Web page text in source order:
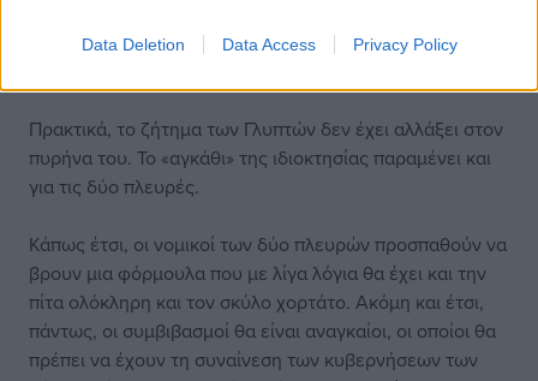
Data Deletion Data Access Privacy Policy
τους τόνους ότι δεν θα προχωρήσει σε νομοθετική
Πρακτικά, το ζήτημα των Γλυπτών δεν έχει αλλάξει στον
πυρήνα του. Το «αγκάθι» της ιδιοκτησίας παραμένει και
για τις δύο πλευρές.
Κάπως έτσι, οι νομικοί των δύο πλευρών προσπαθούν να
βρουν μια φόρμουλα που με λίγα λόγια θα έχει και την
πίτα ολόκληρη και τον σκύλο χορτάτο. Ακόμη και έτσι,
πάντως, οι συμβιβασμοί θα είναι αναγκαίοι, οι οποίοι θα
πρέπει να έχουν τη συναίνεση των κυβερνήσεων των